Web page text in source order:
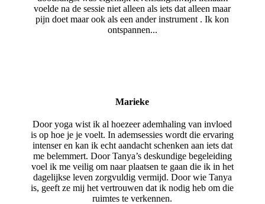
voelde na de sessie niet alleen als iets dat alleen maar
pijn doet maar ook als een ander instrument . Ik kon
ontspannen...
Marieke
Door yoga wist ik al hoezeer ademhaling van invloed
is op hoe je je voelt. In ademsessies wordt die ervaring
intenser en kan ik echt aandacht schenken aan iets dat
me belemmert. Door Tanya’s deskundige begeleiding
voel ik me veilig om naar plaatsen te gaan die ik in het
dagelijkse leven zorgvuldig vermijd. Door wie Tanya
is, geeft ze mij het vertrouwen dat ik nodig heb om die
ruimtes te verkennen.